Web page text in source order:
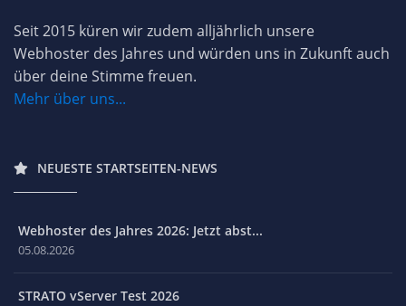
Seit 2015 küren wir zudem alljährlich unsere
Webhoster des Jahres und würden uns in Zukunft auch
über deine Stimme freuen.
Mehr über uns...
NEUESTE STARTSEITEN-NEWS
Webhoster des Jahres 2026: Jetzt abst...
05.08.2026
STRATO vServer Test 2026